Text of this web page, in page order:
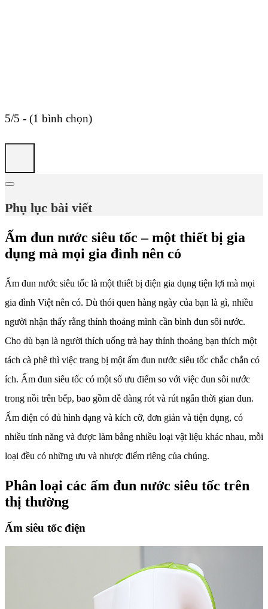
5/5 - (1 bình chọn)
Phụ lục bài viết
Ấm đun nước siêu tốc – một thiết bị gia
dụng mà mọi gia đình nên có
Ấm đun nước siêu tốc là một thiết bị điện gia dụng tiện lợi mà mọi
gia đình Việt nên có. Dù thói quen hàng ngày của bạn là gì, nhiều
người nhận thấy rằng thỉnh thoảng mình cần bình đun sôi nước.
Cho dù bạn là người thích uống trà hay thỉnh thoảng bạn thích một
tách cà phê thì việc trang bị một ấm đun nước siêu tốc chắc chắn có
ích. Ấm đun siêu tốc có một số ưu điểm so với việc đun sôi nước
trong nồi trên bếp, bao gồm dễ dàng rót và rút ngắn thời gian đun.
Ấm điện có đủ hình dạng và kích cỡ, đơn giản và tiện dụng, có
nhiều tính năng và được làm bằng nhiều loại vật liệu khác nhau, mỗi
loại đều có những ưu và nhược điểm riêng của chúng.
Phân loại các ấm đun nước siêu tốc trên
thị thường
Ấm siêu tốc điện